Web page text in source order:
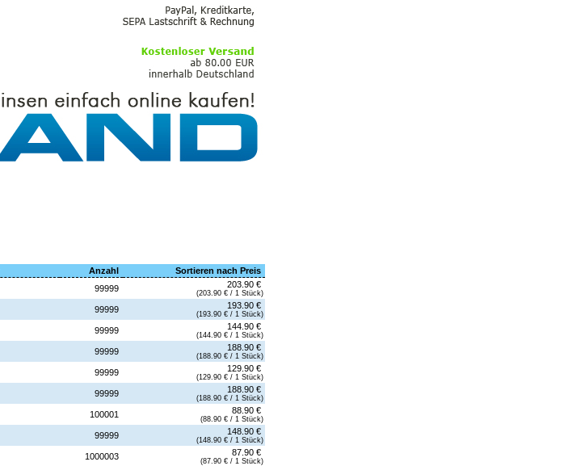
Anzahl
Sortieren nach Preis
99999 203.90 €
(203.90 € / 1 Stück)
99999 193.90 €
(193.90 € / 1 Stück)
99999 144.90 €
(144.90 € / 1 Stück)
99999 188.90 €
(188.90 € / 1 Stück)
99999 129.90 €
(129.90 € / 1 Stück)
99999 188.90 €
(188.90 € / 1 Stück)
100001 88.90 €
(88.90 € / 1 Stück)
99999 148.90 €
(148.90 € / 1 Stück)
1000003 87.90 €
(87.90 € / 1 Stück)